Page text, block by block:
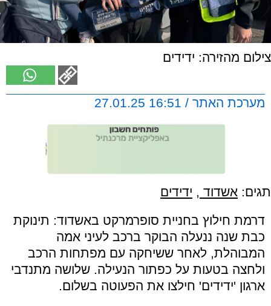
צילום מהזירה: ידידים
מערכת האתר / 16:51 27.01.25
תגים: אשדוד , ידידים
דרמת חילוץ בחניית סופרמרקט באשדוד: תינוקת
כבת שנה ננעלה הבוקר ברכב לעיני אמה
המבוהלת, לאחר ששיחקה עם מפתחות הרכב
ולחצה בטעות על כפתור הנעילה. שלושה מתנדבי
ארגון 'ידידים' חילצו את הפעוטה בשלום.